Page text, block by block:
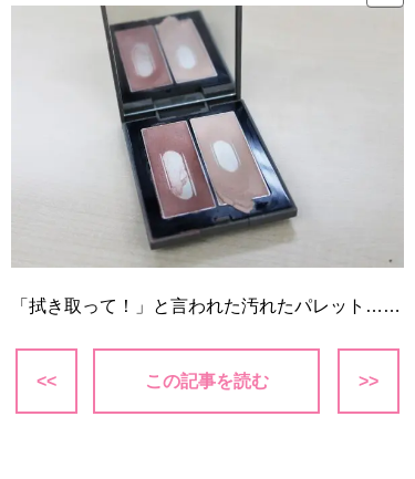
「拭き取って！」と言われた汚れたパレット……
<< この記事を読む >>